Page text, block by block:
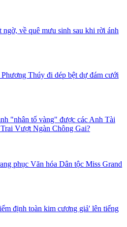
về quê mưu sinh sau khi rời ánh
Thúy đi dép bệt dự đám cưới
"nhân tố vàng" được các Anh Tài
Vượt Ngàn Chông Gai?
phục Văn hóa Dân tộc Miss Grand
định toàn kim cương giả' lên tiếng